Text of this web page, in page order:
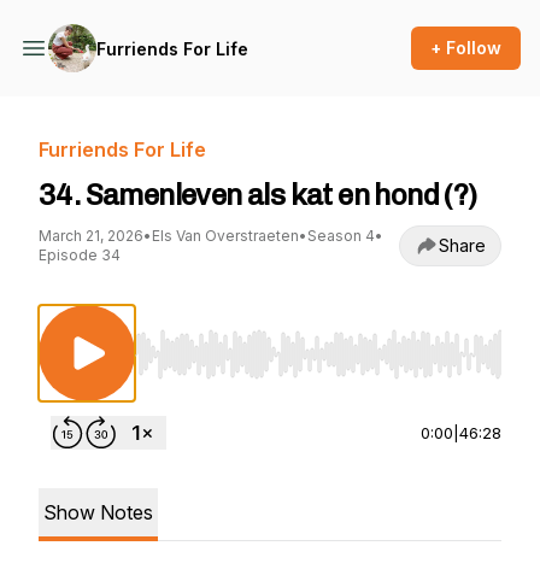
Furriends For Life + Follow
Furriends For Life
34. Samenleven als kat en hond (?)
March 21, 2026• Els Van Overstraeten• Season 4•
Episode 34
Share
Use Left/Right to seek, Home/End to jump
0:00 46:28
Show Notes